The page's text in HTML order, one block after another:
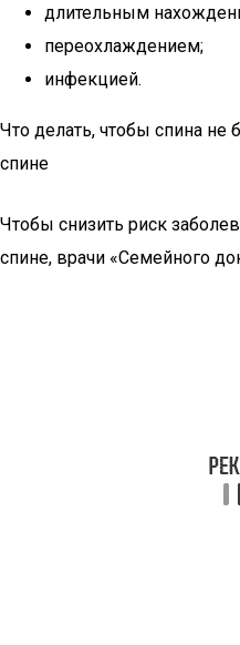
длительным
переохлаждением;
инфекцией.
Что делать, чтобы спина не
спине
Чтобы снизить риск
спине, врачи «Семейного